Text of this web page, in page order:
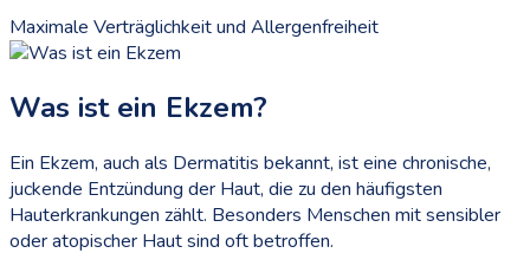
Maximale Verträglichkeit und Allergenfreiheit
Was ist ein Ekzem?
Ein Ekzem, auch als Dermatitis bekannt, ist eine chronische,
juckende Entzündung der Haut, die zu den häufigsten
Hauterkrankungen zählt. Besonders Menschen mit sensibler
oder atopischer Haut sind oft betroffen.